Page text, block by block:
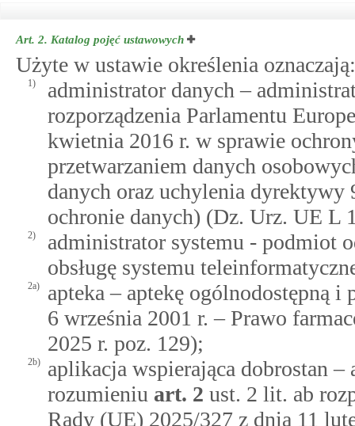
Art. 2. Katalog pojęć ustawowych
Użyte w ustawie określenia oznaczają:
1)
administrator danych –
rozporządzenia Parlamentu
kwietnia 2016 r. w sprawie
przetwarzaniem danych
danych oraz uchylenia dyrektywy
ochronie danych) (Dz. Urz. UE L
2)
administrator systemu - podmiot
obsługę systemu
2a)
apteka – aptekę ogólnodostępną
6 września 2001 r. – Prawo
2025 r. poz. 129);
2b)
aplikacja wspierająca dobrostan
rozumieniu art. 2 ust. 2 lit. ab
Rady (UE) 2025/327 z dnia 11